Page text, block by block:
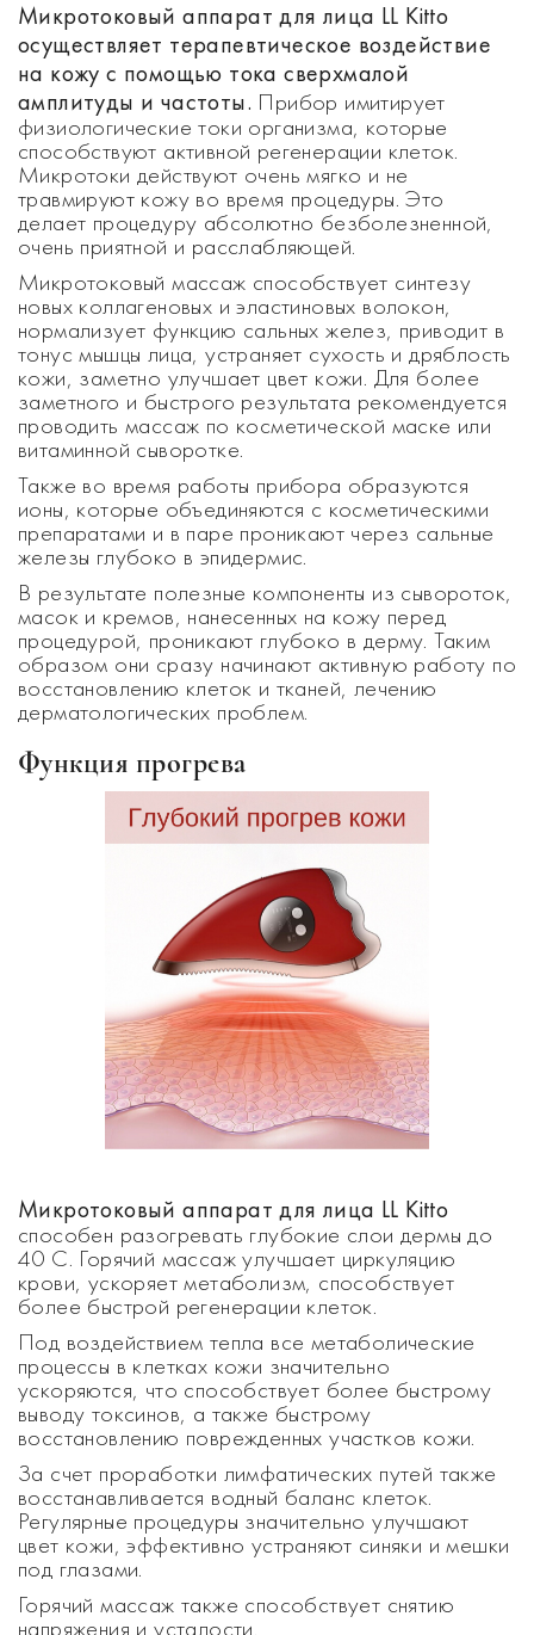
Микротоковый аппарат для лица LL Kitto
осуществляет терапевтическое воздействие
на кожу с помощью тока сверхмалой
амплитуды и частоты. Прибор имитирует
физиологические токи организма, которые
способствуют активной регенерации клеток.
Микротоки действуют очень мягко и не
травмируют кожу во время процедуры. Это
делает процедуру абсолютно безболезненной,
очень приятной и расслабляющей.
Микротоковый массаж способствует синтезу
новых коллагеновых и эластиновых волокон,
нормализует функцию сальных желез, приводит в
тонус мышцы лица, устраняет сухость и дряблость
кожи, заметно улучшает цвет кожи. Для более
заметного и быстрого результата рекомендуется
проводить массаж по косметической маске или
витаминной сыворотке.
Также во время работы прибора образуются
ионы, которые объединяются с косметическими
препаратами и в паре проникают через сальные
железы глубоко в эпидермис.
В результате полезные компоненты из сывороток,
масок и кремов, нанесенных на кожу перед
процедурой, проникают глубоко в дерму. Таким
образом они сразу начинают активную работу по
восстановлению клеток и тканей, лечению
дерматологических проблем.
Функция прогрева
Микротоковый аппарат для лица LL Kitto
способен разогревать глубокие слои дермы до
40 С. Горячий массаж улучшает циркуляцию
крови, ускоряет метаболизм, способствует
более быстрой регенерации клеток.
Под воздействием тепла все метаболические
процессы в клетках кожи значительно
ускоряются, что способствует более быстрому
выводу токсинов, а также быстрому
восстановлению поврежденных участков кожи.
За счет проработки лимфатических путей также
восстанавливается водный баланс клеток.
Регулярные процедуры значительно улучшают
цвет кожи, эффективно устраняют синяки и мешки
под глазами.
Горячий массаж также способствует снятию
напряжения и усталости.